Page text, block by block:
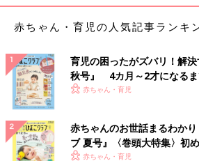
赤ちゃん・育児の人気記事ランキ
育児の困ったがズバリ！解
秋号』 4カ月～2才になるま
いっぱい！
赤ちゃん・育児
赤ちゃんのお世話まるわか
ブ 夏号』〈巻頭大特集〉初
く！ おっぱい・ミルクの基
赤ちゃん・育児